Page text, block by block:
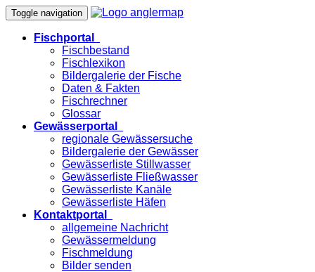
Toggle navigation
Fischportal
Fischbestand
Fischlexikon
Bildergalerie der Fische
Daten & Fakten
Fischrechner
Glossar
Gewässerportal
regionale Gewässersuche
Bildergalerie der Gewässer
Gewässerliste Stillwasser
Gewässerliste Fließwasser
Gewässerliste Kanäle
Gewässerliste Häfen
Kontaktportal
allgemeine Nachricht
Gewässermeldung
Fischmeldung
Bilder senden